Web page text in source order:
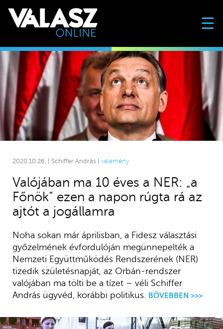
☰
2020.10.26. | Schiffer András | vélemény
Valójában ma 10 éves a NER: „a
Főnök” ezen a napon rúgta rá az
ajtót a jogállamra
Noha sokan már áprilisban, a Fidesz választási
győzelmének évfordulóján megünnepelték a
Nemzeti Együttműködés Rendszerének (NER)
tizedik születésnapját, az Orbán-rendszer
valójában ma tölti be a tízet – véli Schiffer
András ügyvéd, korábbi politikus. BŐVEBBEN >>>